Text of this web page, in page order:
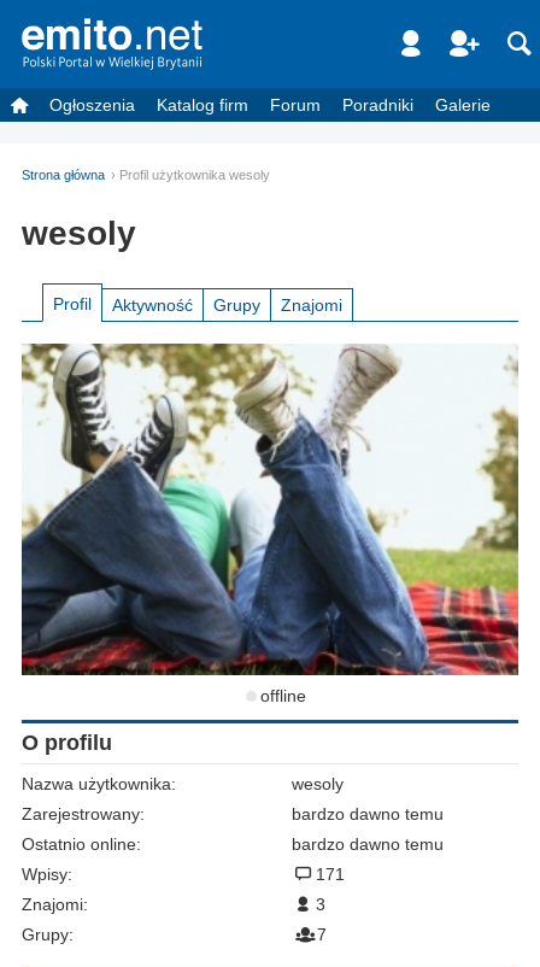
Ogłoszenia Katalog firm Forum Poradniki Galerie
Strona główna Profil użytkownika wesoly
wesoly
Profil Aktywność Grupy Znajomi
offline
O profilu
Nazwa użytkownika:
wesoly
Zarejestrowany:
bardzo dawno temu
Ostatnio online:
bardzo dawno temu
Wpisy:
171
Znajomi:
3
Grupy:
7